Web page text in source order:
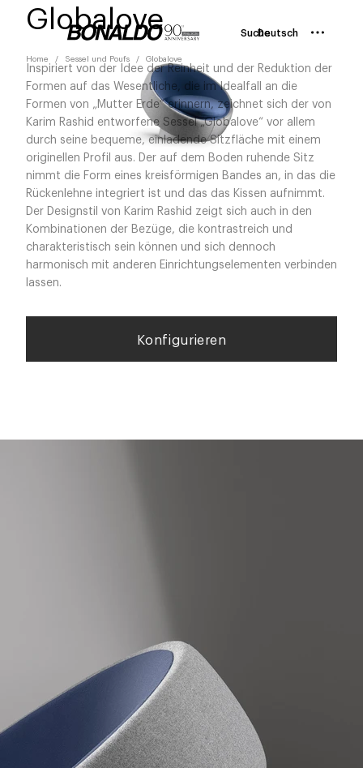
SucheDeutsch
Home Sessel und Poufs Globalove
Globalove
Inspiriert von der Idee der Reinheit und der Reduktion der
Formen auf das Wesentliche, die im Idealfall an die
Formen von „Mutter Erde“ erinnern, zeichnet sich der von
Karim Rashid entworfene Sessel „Globalove“ vor allem
durch seine bequeme, einladende Sitzfläche mit einem
originellen Profil aus. Der auf dem Boden ruhende Sitz
nimmt die Form eines kreisförmigen Bandes an, in das die
Rückenlehne integriert ist und das das Kissen aufnimmt.
Der Designstil von Karim Rashid zeigt sich auch in den
Kombinationen der Bezüge, die kontrastreich und
charakteristisch sein können und sich dennoch
harmonisch mit anderen Einrichtungselementen verbinden
lassen.
Konfigurieren